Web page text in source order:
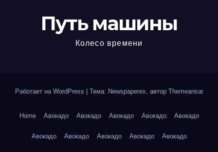
Путь машины
Колесо времени
Работает на WordPress Тема: Newspaperex, автор Themeansar
Home Авокадо Авокадо Авокадо Авокадо Авокадо
Авокадо Авокадо Авокадо Авокадо Авокадо